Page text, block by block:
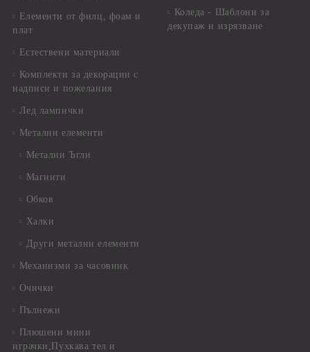
Елементи от филц, фоам и
плат
Естествени материали
Комплекти за декорации с
надписи и пожелания
Лед лампички
Метални елементи
Метални Ъгли
Магнити
Обков
Халки
Други метални елементи
Механизми за часовник
Очички
Пълнежи
Плюшени мини
играчки,Пухкава тел и
Коледа - Шаблони за
декупаж и изрязване